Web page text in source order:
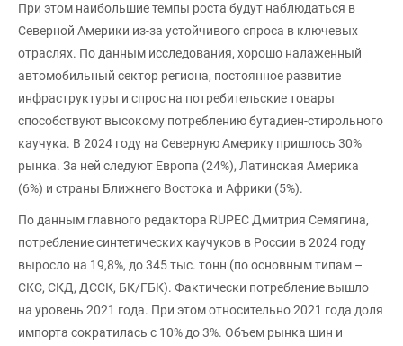
При этом наибольшие темпы роста будут наблюдаться в
Северной Америки из-за устойчивого спроса в ключевых
отраслях. По данным исследования, хорошо налаженный
автомобильный сектор региона, постоянное развитие
инфраструктуры и спрос на потребительские товары
способствуют высокому потреблению бутадиен-стирольного
каучука. В 2024 году на Северную Америку пришлось 30%
рынка. За ней следуют Европа (24%), Латинская Америка
(6%) и страны Ближнего Востока и Африки (5%).
По данным главного редактора RUPEC Дмитрия Семягина,
потребление синтетических каучуков в России в 2024 году
выросло на 19,8%, до 345 тыс. тонн (по основным типам –
СКС, СКД, ДССК, БК/ГБК). Фактически потребление вышло
на уровень 2021 года. При этом относительно 2021 года доля
импорта сократилась с 10% до 3%. Объем рынка шин и